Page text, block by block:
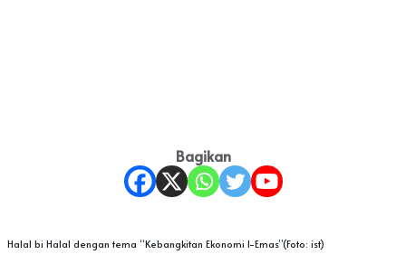
Bagikan
Halal bi Halal dengan tema “Kebangkitan Ekonomi I-Emas”(Foto: ist)